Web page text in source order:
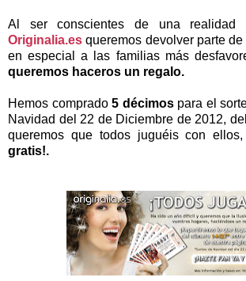
Al ser conscientes de una realidad
Originalia.es queremos devolver parte
en especial a las familias más
queremos haceros un regalo.
Hemos comprado5 décimospara el
Navidad del 22 de Diciembre de 2012, del
queremos que todos juguéis con ellos,
gratis!.